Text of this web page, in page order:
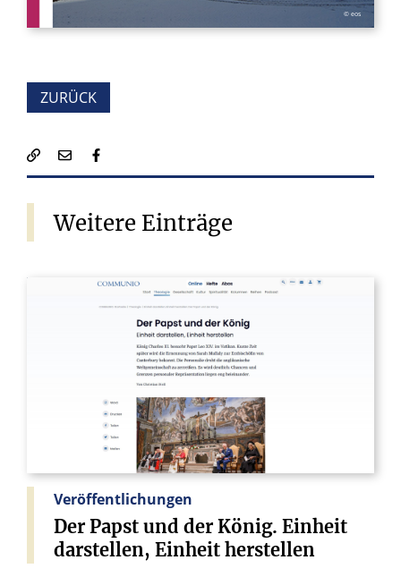
© eos
ZURÜCK
Weitere Einträge
Veröffentlichungen
Der Papst und der König. Einheit
darstellen, Einheit herstellen